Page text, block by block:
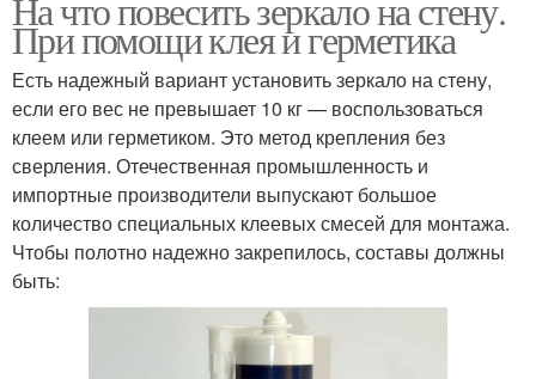
При помощи клея и герметика
Есть надежный вариант установить зеркало на стену,
если его вес не превышает 10 кг — воспользоваться
клеем или герметиком. Это метод крепления без
сверления. Отечественная промышленность и
импортные производители выпускают большое
количество специальных клеевых смесей для монтажа.
Чтобы полотно надежно закрепилось, составы должны
быть: